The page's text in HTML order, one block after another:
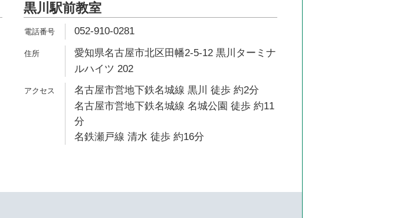
黒川駅前教室
052-910-0281
愛知県名古屋市北区田幡2-5-12 黒川ターミナ
ルハイツ 202
名古屋市営地下鉄名城線 黒川 徒歩 約2分
名古屋市営地下鉄名城線 名城公園 徒歩 約11
分
名鉄瀬戸線 清水 徒歩 約16分